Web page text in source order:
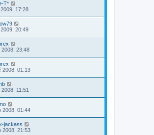
T*
17:28
20:49
2008, 23:48
2008, 01:13
11:51
2008, 01:44
jackass
2008, 21:53